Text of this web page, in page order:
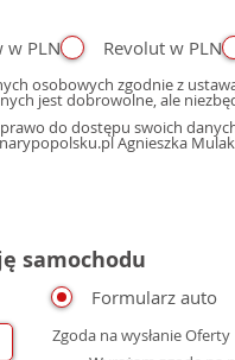
w PLN Revolut w PLN
osobowych zgodnie z
jest dobrowolne, ale
do dostępu swoich
Agnieszka
samochodu
Formularz auto
Zgoda na wysłanie Oferty